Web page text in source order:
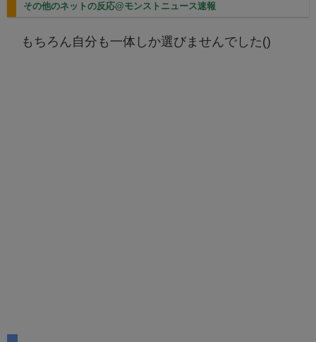
その他のネットの反応@モンストニュース速報
もちろん自分も一体しか選びませんでした()